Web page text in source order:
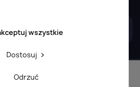
Odrzuć
Dostosuj
wszystkieProjekt i realizacja: